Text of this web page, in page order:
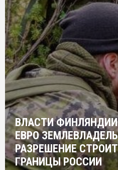
ВЛАСТИ ФИНЛЯНДИИ
ЕВРО
РАЗРЕШЕНИЕ
ГРАНИЦЫ РОССИИ